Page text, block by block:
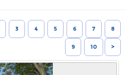
3 4 5 6 7 8
9 10 >